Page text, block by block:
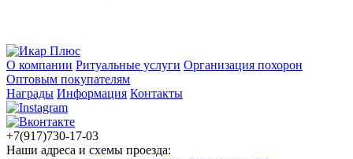
О компании Ритуальные услуги Организация похорон
Оптовым покупателям
Награды Информация Контакты
+7(917)730-17-03
Наши адреса и схемы проезда: